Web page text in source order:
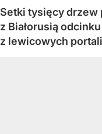
Setki tysięcy drzew
z Białorusią
z lewicowych